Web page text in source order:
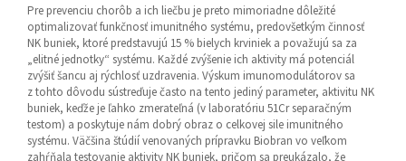
Pre prevenciu chorôb a ich liečbu je preto mimoriadne dôležité
optimalizovať funkčnosť imunitného systému, predovšetkým činnosť
NK buniek, ktoré predstavujú 15 % bielych krviniek a považujú sa za
„elitné jednotky“ systému. Každé zvýšenie ich aktivity má potenciál
zvýšiť šancu aj rýchlosť uzdravenia. Výskum imunomodulátorov sa
z tohto dôvodu sústreďuje často na tento jediný parameter, aktivitu NK
buniek, keďže je ľahko zmerateľná (v laboratóriu 51Cr separačným
testom) a poskytuje nám dobrý obraz o celkovej sile imunitného
systému. Väčšina štúdií venovaných prípravku Biobran vo veľkom
zahŕňala testovanie aktivity NK buniek, pričom sa preukázalo, že